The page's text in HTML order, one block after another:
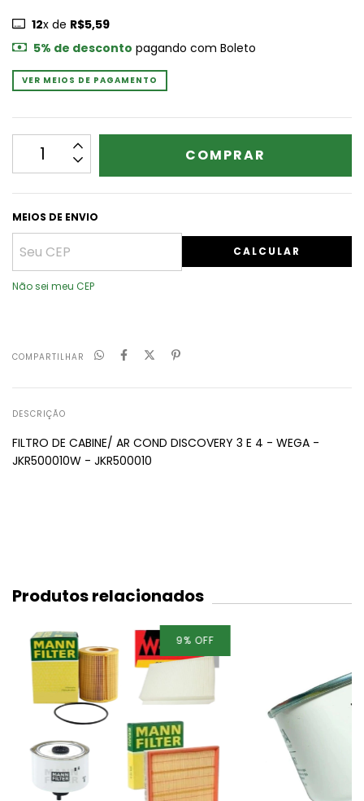
12x de R$5,59
5% de desconto pagando com Boleto
VER MEIOS DE PAGAMENTO
MEIOS DE ENVIO
CALCULAR
Não sei meu CEP
COMPARTILHAR
DESCRIÇÃO
FILTRO DE CABINE/ AR COND DISCOVERY 3 E 4 - WEGA -
JKR500010W - JKR500010
Produtos relacionados
9% OFF